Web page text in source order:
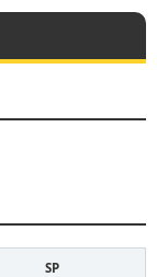
SP